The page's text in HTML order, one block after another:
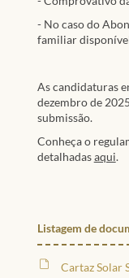
- No caso do
familiar
As candidaturas
dezembro de
submissão.
Conheça o
detalhadasaqui.
Listagem de
Cartaz Solar